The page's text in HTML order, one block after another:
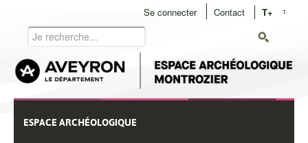
contenu
principal
User
menu
Se connecter Contact T+ T-
Rechercher
Navigation
ESPACE ARCHÉOLOGIQUE